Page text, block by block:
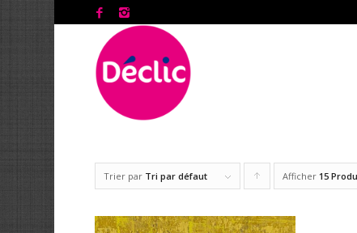
Trier par Tri par défaut Cliquer
trier
Afficher 15